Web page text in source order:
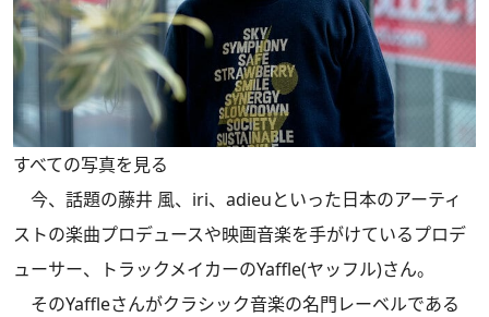
すべての写真を見る
今、話題の藤井 風、iri、adieuといった日本のアーティ
ストの楽曲プロデュースや映画音楽を手がけているプロデ
ューサー、トラックメイカーのYaffle(ヤッフル)さん。
そのYaffleさんがクラシック音楽の名門レーベルである